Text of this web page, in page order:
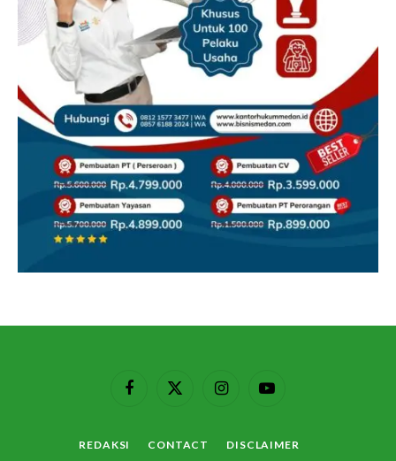
FacebookX
InstagramYouTube
REDAKSI CONTACT DISCLAIMER